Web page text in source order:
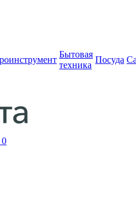
Бытовая
техника
Посуда
0